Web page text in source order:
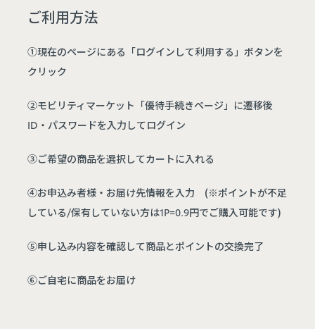
ご利用方法
①現在のページにある「ログインして利用する」ボタンを
クリック
②モビリティマーケット「優待手続きページ」に遷移後
ID・パスワードを入力してログイン
③ご希望の商品を選択してカートに入れる
④お申込み者様・お届け先情報を入力 (※ポイントが不足
している/保有していない方は1P=0.9円でご購入可能です)
⑤申し込み内容を確認して商品とポイントの交換完了
⑥ご自宅に商品をお届け